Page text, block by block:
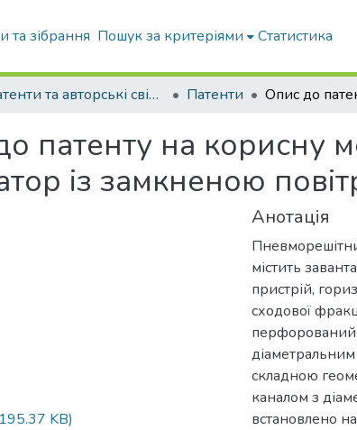
та зібрання Пошук за критеріями Статистика
Патенти та авторські свідоцтва Патенти
патенту на
із замкненою
KB)
Анотація
містить
пристрій,
сходової
перфорований
складною
каналом з
встановлено